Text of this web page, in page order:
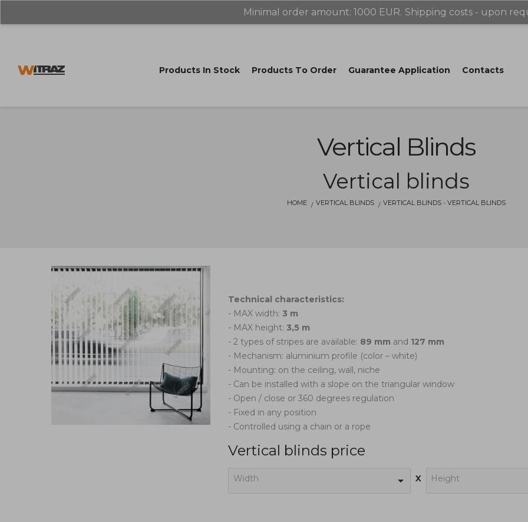
Minimal order amount: 1000 EUR. Shipping costs - upon
Products In Stock Products Tо Order Guarantee Application Contacts
Vertical Blinds
Vertical blinds
HOME VERTICAL BLINDS VERTICAL BLINDS - VERTICAL BLINDS
Technical characteristics:
- MAX width: 3 m
- MAX height: 3,5 m
- 2 types of stripes are available: 89 mm and 127 mm
- Mechanism: aluminium profile (color – white)
- Mounting: on the ceiling, wall, niche
- Can be installed with a slope on the triangular window
- Open / close or 360 degrees regulation
- Fixed in any position
- Controlled using a chain or a rope
Vertical blinds price
Width x Height